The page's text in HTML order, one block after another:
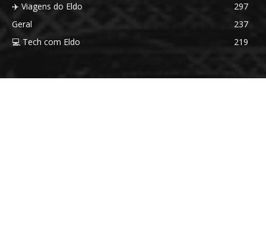
✈️ Viagens do Eldo
297
Geral
237
💻 Tech com Eldo
219